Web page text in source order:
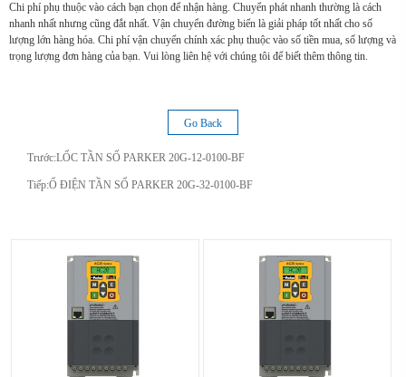
Chi phí phụ thuộc vào cách bạn chọn để nhận hàng. Chuyển phát nhanh thường là cách
nhanh nhất nhưng cũng đắt nhất. Vận chuyển đường biển là giải pháp tốt nhất cho số
lượng lớn hàng hóa. Chi phí vận chuyển chính xác phụ thuộc vào số tiền mua, số lượng và
trọng lượng đơn hàng của bạn. Vui lòng liên hệ với chúng tôi để biết thêm thông tin.
Go Back
Trước:LỐC TẦN SỐ PARKER 20G-12-0100-BF
Tiếp:Ổ ĐIỆN TẦN SỐ PARKER 20G-32-0100-BF